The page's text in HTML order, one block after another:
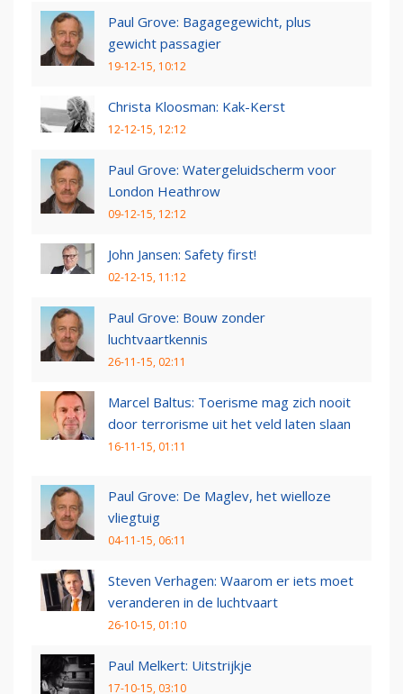
Paul Grove: Bagagegewicht, plus
gewicht passagier
19-12-15, 10:12
Christa Kloosman: Kak-Kerst
12-12-15, 12:12
Paul Grove: Watergeluidscherm voor
London Heathrow
09-12-15, 12:12
John Jansen: Safety first!
02-12-15, 11:12
Paul Grove: Bouw zonder
luchtvaartkennis
26-11-15, 02:11
Marcel Baltus: Toerisme mag zich nooit
door terrorisme uit het veld laten slaan
16-11-15, 01:11
Paul Grove: De Maglev, het wielloze
vliegtuig
04-11-15, 06:11
Steven Verhagen: Waarom er iets moet
veranderen in de luchtvaart
26-10-15, 01:10
Paul Melkert: Uitstrijkje
17-10-15, 03:10